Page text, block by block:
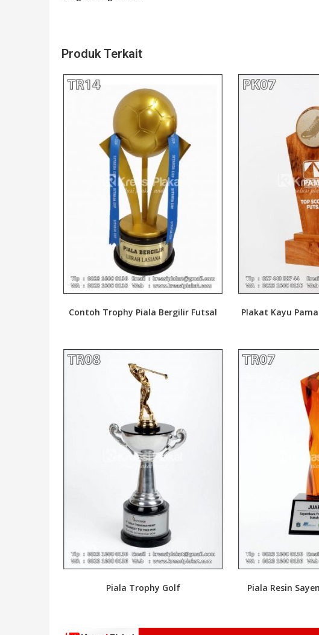
Produk Terkait
Contoh Trophy Piala Bergilir Futsal Plakat Kayu
Piala Trophy Golf Piala Resin